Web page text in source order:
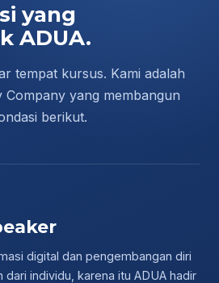
yang
ADUA.
tempat kursus. Kami adalah
yang membangun
berikut.
digital dan pengembangan diri
individu, karena itu ADUA hadir